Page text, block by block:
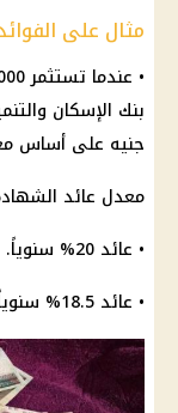
مثال على
• عندما تستثمر 300.000 جنيه في
بنك الإسكان
جنيه على أساس
معدل عائد
• عائد
• عائد